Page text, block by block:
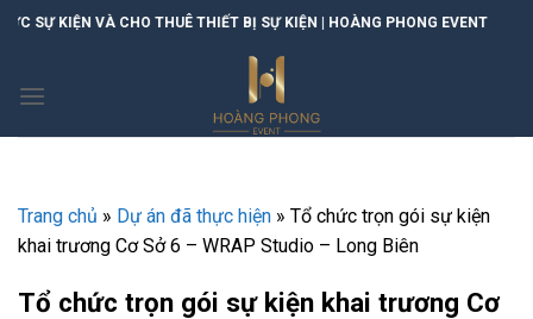
Skip THUÊ THIẾT BỊ SỰ KIỆN | HOÀNG PHONG EVENT
Trang chủ » Dự án đã thực hiện » Tổ chức trọn gói sự kiện
khai trương Cơ Sở 6 – WRAP Studio – Long Biên
Tổ chức trọn gói sự kiện khai trương Cơ